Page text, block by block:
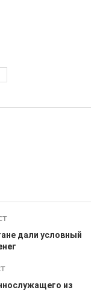
дали условный
из